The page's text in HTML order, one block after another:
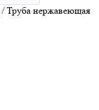
/ Труба нержавеющая